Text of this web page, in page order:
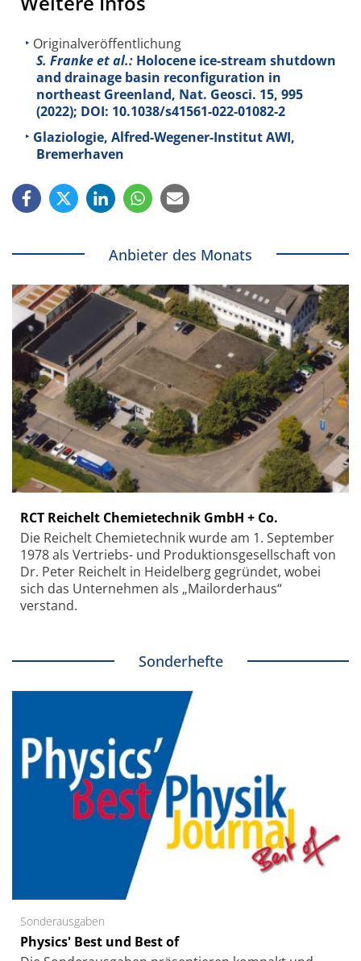
Originalveröffentlichung
S. Franke et al.: Holocene ice-stream shutdown
and drainage basin reconfiguration in
northeast Greenland, Nat. Geosci. 15, 995
(2022); DOI: 10.1038/s41561-022-01082-2
Glaziologie, Alfred-Wegener-Institut AWI,
Bremerhaven
Anbieter des Monats
RCT Reichelt Chemietechnik GmbH + Co.
Die Reichelt Chemietechnik wurde am 1. September
1978 als Vertriebs- und Produktionsgesellschaft von
Dr. Peter Reichelt in Heidelberg gegründet, wobei
sich das Unternehmen als „Mailorderhaus“
verstand.
Sonderhefte
Sonderausgaben
Physics' Best und Best of